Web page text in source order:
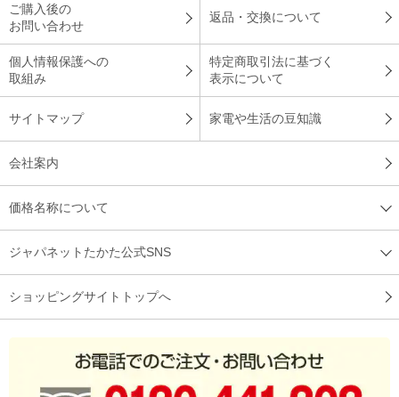
想像していたより、使ってみるとふっくらした炊きあがりで質
的にも満足です。
（東京都
何杯もおかわりできる美味しさ
ふっくら御膳で炊いたご飯は大変美味しかったです。何杯でも
おかわりができます。
（広島県60代S.T様）
蓋がもう少し楽にしまると良い
ふっくらな炊き上がりです！葢をするのに少し力が要るかな？
と思いました。
ご購入後の
お問い合わせ
返品・交換について
個人情報保護への
取組み
特定商取引法に基づく
表示について
サイトマップ 家電や生活の豆知識
会社案内
価格名称について
ジャパネットたかた公式SNS
ショッピングサイトトップへ